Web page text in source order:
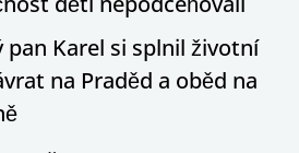
pan Karel si splnil životní
na Praděd a oběd na